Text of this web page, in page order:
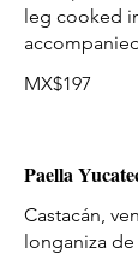
leg cooked
MX$197
Paella
Castacán,
longaniza